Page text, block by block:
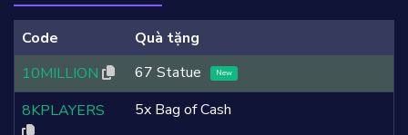
Code
Quà tặng
10MILLION
67 Statue New
8KPLAYERS 5x Bag of Cash